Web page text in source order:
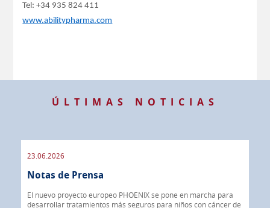
Tel: +34 935 824 411
www.abilitypharma.com
ÚLTIMAS NOTICIAS
23.06.2026
Notas de Prensa
El nuevo proyecto europeo PHOENIX se pone en marcha para
desarrollar tratamientos más seguros para niños con cáncer de